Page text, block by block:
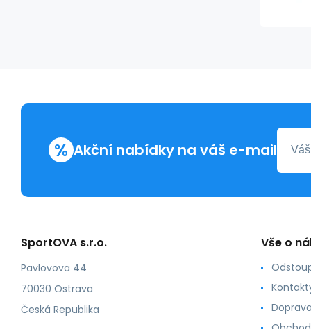
% Akční nabídky na váš e-mail
SportOVA s.r.o.
Pavlovova 44
70030 Ostrava
Česká Republika
Vše o